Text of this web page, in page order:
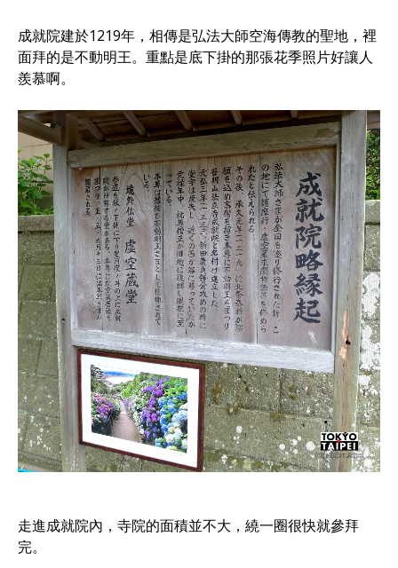
成就院建於1219年，相傳是弘法大師空海傳教的聖地，裡
面拜的是不動明王。重點是底下掛的那張花季照片好讓人
羨慕啊。
走進成就院內，寺院的面積並不大，繞一圈很快就參拜
完。